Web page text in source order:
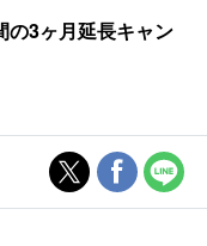
3ヶ月延長キャン